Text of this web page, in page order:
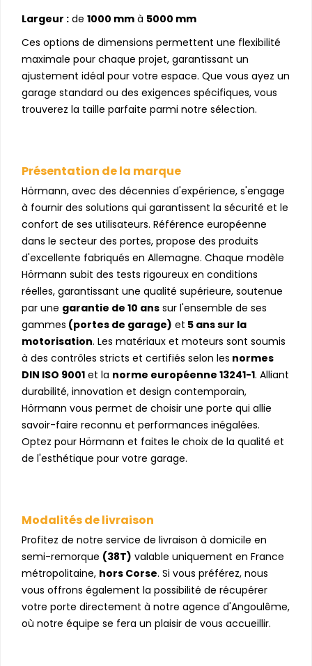
Largeur : de 1000 mm à 5000 mm
Ces options de dimensions permettent une flexibilité
maximale pour chaque projet, garantissant un
ajustement idéal pour votre espace. Que vous ayez un
garage standard ou des exigences spécifiques, vous
trouverez la taille parfaite parmi notre sélection.
Présentation de la marque
Hörmann, avec des décennies d'expérience, s'engage
à fournir des solutions qui garantissent la sécurité et le
confort de ses utilisateurs. Référence européenne
dans le secteur des portes, propose des produits
d'excellente fabriqués en Allemagne. Chaque modèle
Hörmann subit des tests rigoureux en conditions
réelles, garantissant une qualité supérieure, soutenue
par une garantie de 10 ans sur l'ensemble de ses
gammes (portes de garage) et 5 ans sur la
motorisation. Les matériaux et moteurs sont soumis
à des contrôles stricts et certifiés selon les normes
DIN ISO 9001 et la norme européenne 13241-1. Alliant
durabilité, innovation et design contemporain,
Hörmann vous permet de choisir une porte qui allie
savoir-faire reconnu et performances inégalées.
Optez pour Hörmann et faites le choix de la qualité et
de l'esthétique pour votre garage.
Modalités de livraison
Profitez de notre service de livraison à domicile en
semi-remorque (38T) valable uniquement en France
métropolitaine, hors Corse. Si vous préférez, nous
vous offrons également la possibilité de récupérer
votre porte directement à notre agence d'Angoulême,
où notre équipe se fera un plaisir de vous accueillir.